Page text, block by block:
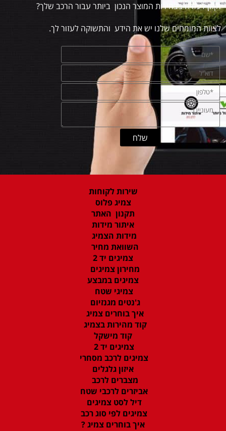
זקוק לעזרה בבחירות המוצר הנכון ביותר עבור הרכב שלך?
לצוות המומחים שלנו יש את הידע והתשוקה לעזור לך.
שירות לקוחות
צמיג פלוס
תקנון האתר
איתור מידות
מידות הצמיג
השוואת מחיר
צמיגים יד 2
מחירון צמיגים
צמיגים במבצע
צמיגי שטח
ג'נטים מגנזיום
איך בוחרים צמיג
קוד מהירות בצמיג
קוד מישקל
צמיגים יד 2
צמיגים לרכב מסחרי
איזון גלגלים
מצברים לרכב
אביזרים לרכבי שטח
דיל לסט צמיגים
צמיגים לפי סוג רכב
איך בוחרים צמיג ?